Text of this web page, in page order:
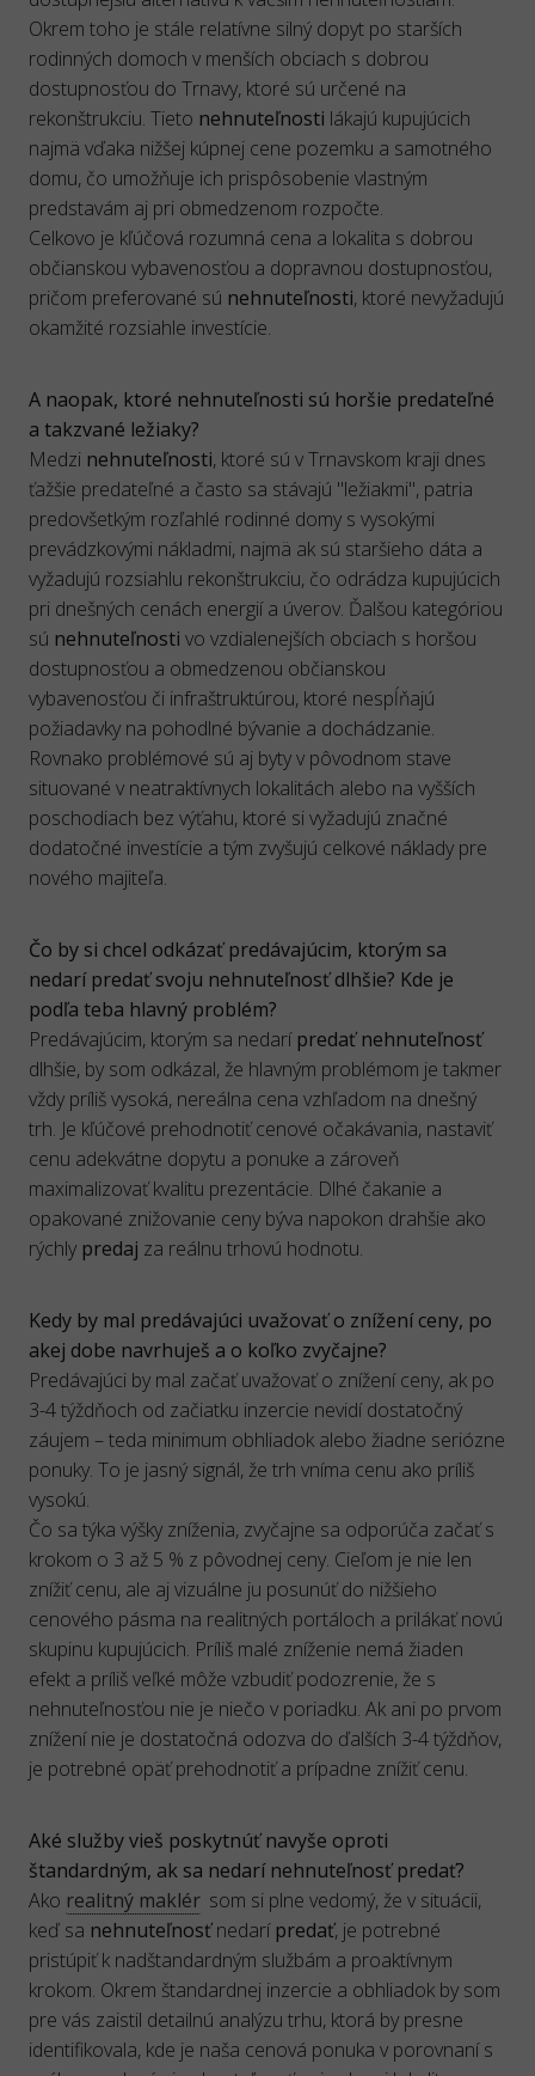
Okrem toho je stále relatívne silný dopyt po starších
rodinných domoch v menších obciach s dobrou
dostupnosťou do Trnavy, ktoré sú určené na
rekonštrukciu. Tieto nehnuteľnosti lákajú kupujúcich
najmä vďaka nižšej kúpnej cene pozemku a samotného
domu, čo umožňuje ich prispôsobenie vlastným
predstavám aj pri obmedzenom rozpočte.
Celkovo je kľúčová rozumná cena a lokalita s dobrou
občianskou vybavenosťou a dopravnou dostupnosťou,
pričom preferované sú nehnuteľnosti, ktoré nevyžadujú
okamžité rozsiahle investície.
A naopak, ktoré nehnuteľnosti sú horšie predateľné
a takzvané ležiaky?
Medzi nehnuteľnosti, ktoré sú v Trnavskom kraji dnes
ťažšie predateľné a často sa stávajú "ležiakmi", patria
predovšetkým rozľahlé rodinné domy s vysokými
prevádzkovými nákladmi, najmä ak sú staršieho dáta a
vyžadujú rozsiahlu rekonštrukciu, čo odrádza kupujúcich
pri dnešných cenách energií a úverov. Ďalšou kategóriou
sú nehnuteľnosti vo vzdialenejších obciach s horšou
dostupnosťou a obmedzenou občianskou
vybavenosťou či infraštruktúrou, ktoré nespĺňajú
požiadavky na pohodlné bývanie a dochádzanie.
Rovnako problémové sú aj byty v pôvodnom stave
situované v neatraktívnych lokalitách alebo na vyšších
poschodiach bez výťahu, ktoré si vyžadujú značné
dodatočné investície a tým zvyšujú celkové náklady pre
nového majiteľa.
Čo by si chcel odkázať predávajúcim, ktorým sa
nedarí predať svoju nehnuteľnosť dlhšie? Kde je
podľa teba hlavný problém?
Predávajúcim, ktorým sa nedarí predať nehnuteľnosť
dlhšie, by som odkázal, že hlavným problémom je takmer
vždy príliš vysoká, nereálna cena vzhľadom na dnešný
trh. Je kľúčové prehodnotiť cenové očakávania, nastaviť
cenu adekvátne dopytu a ponuke a zároveň
maximalizovať kvalitu prezentácie. Dlhé čakanie a
opakované znižovanie ceny býva napokon drahšie ako
rýchly predaj za reálnu trhovú hodnotu.
Kedy by mal predávajúci uvažovať o znížení ceny, po
akej dobe navrhuješ a o koľko zvyčajne?
Predávajúci by mal začať uvažovať o znížení ceny, ak po
3-4 týždňoch od začiatku inzercie nevidí dostatočný
záujem – teda minimum obhliadok alebo žiadne seriózne
ponuky. To je jasný signál, že trh vníma cenu ako príliš
vysokú.
Čo sa týka výšky zníženia, zvyčajne sa odporúča začať s
krokom o 3 až 5 % z pôvodnej ceny. Cieľom je nie len
znížiť cenu, ale aj vizuálne ju posunúť do nižšieho
cenového pásma na realitných portáloch a prilákať novú
skupinu kupujúcich. Príliš malé zníženie nemá žiaden
efekt a príliš veľké môže vzbudiť podozrenie, že s
nehnuteľnosťou nie je niečo v poriadku. Ak ani po prvom
znížení nie je dostatočná odozva do ďalších 3-4 týždňov,
je potrebné opäť prehodnotiť a prípadne znížiť cenu.
Aké služby vieš poskytnúť navyše oproti
štandardným, ak sa nedarí nehnuteľnosť predať?
Ako realitný maklér som si plne vedomý, že v situácii,
keď sa nehnuteľnosťnedarí predať, je potrebné
pristúpiť k nadštandardným službám a proaktívnym
krokom. Okrem štandardnej inzercie a obhliadok by som
pre vás zaistil detailnú analýzu trhu, ktorá by presne
identifikovala, kde je naša cenová ponuka v porovnaní s